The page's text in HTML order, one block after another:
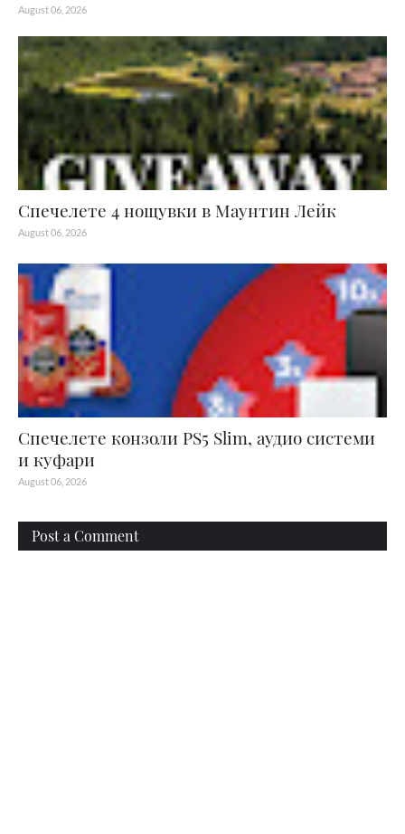
August 06, 2026
Спечелете 4 нощувки в Маунтин Лейк
August 06, 2026
Спечелете конзоли PS5 Slim, аудио системи
и куфари
August 06, 2026
Post a Comment